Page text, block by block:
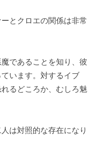
とクロエの関係は非常
であることを知り、彼
います。対するイブ
るどころか、むしろ魅
は対照的な存在になり